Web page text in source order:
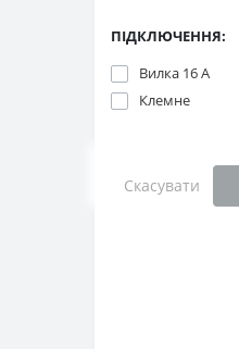
ПІДКЛЮЧЕННЯ:
Вилка 16 А
Клемне
Скасувати